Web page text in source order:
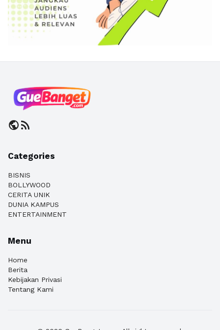
publicrss_feed
Categories
BISNIS
BOLLYWOOD
CERITA UNIK
DUNIA KAMPUS
ENTERTAINMENT
Menu
Home
Berita
Kebijakan Privasi
Tentang Kami